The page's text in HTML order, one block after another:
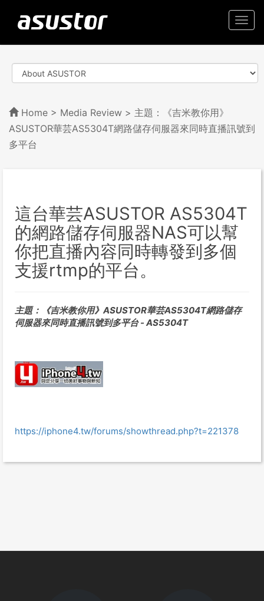
Home > Media Review > 主題：《吉米教你用》
ASUSTOR華芸AS5304T網路儲存伺服器來同時直播訊號到
多平台
這台華芸ASUSTOR AS5304T
的網路儲存伺服器NAS可以幫
你把直播內容同時轉發到多個
支援rtmp的平台。
主題：《吉米教你用》ASUSTOR華芸AS5304T網路儲存
伺服器來同時直播訊號到多平台 - AS5304T
https://iphone4.tw/forums/showthread.php?t=221378